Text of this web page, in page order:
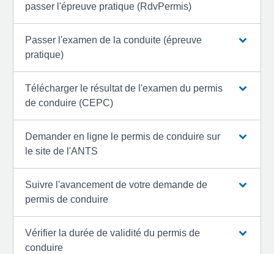
passer l'épreuve pratique (RdvPermis)
Passer l'examen de la conduite (épreuve
pratique)
Télécharger le résultat de l'examen du permis
de conduire (CEPC)
Demander en ligne le permis de conduire sur
le site de l'ANTS
Suivre l'avancement de votre demande de
permis de conduire
Vérifier la durée de validité du permis de
conduire